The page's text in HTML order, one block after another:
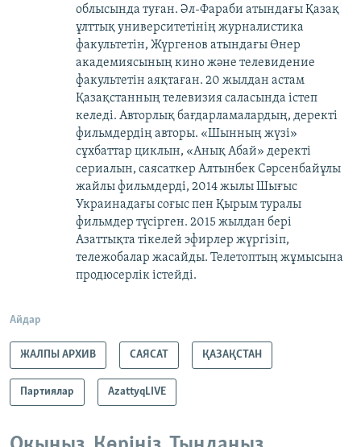
облысында туған. Әл-Фараби атындағы Қазақ
ұлттық университетінің журналистика
факультетін, Жүргенов атындағы Өнер
академиясының кино және телевидение
факультетін аяқтаған. 20 жылдан астам
Қазақстанның телевизия саласында істеп
келеді. Авторлық бағдарламалардың, деректі
фильмдердің авторы. «Шынның жүзі»
сұхбаттар циклын, «Анық Абай» деректі
сериалын, саясаткер Алтынбек Сәрсенбайұлы
жайлы фильмдерді, 2014 жылы Шығыс
Украинадағы соғыс пен Қырым туралы
фильмдер түсірген. 2015 жылдан бері
Азаттықта тікелей эфирлер жүргізіп,
тележобалар жасайды. Телетоптың жұмысына
продюсерлік істейді.
Айдар
ЖАЛПЫ АРХИВ САЯСАТ ҚАЗАҚСТАН
Партиялар AzattyqLIVE